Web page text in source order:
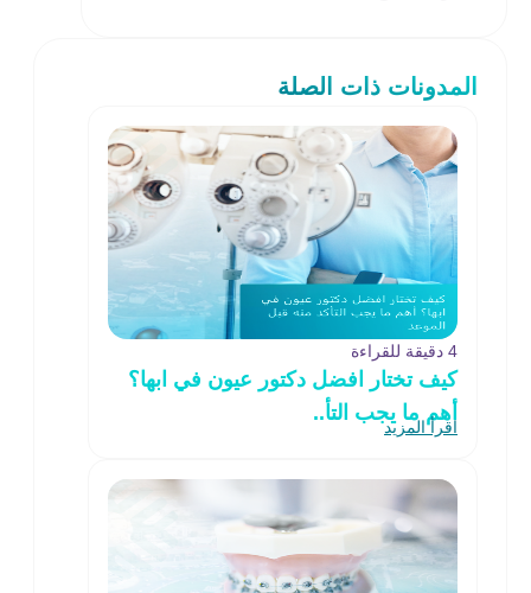
المدونات ذات الصلة
4 دقيقة للقراءة
كيف تختار افضل دكتور عيون في ابها؟
أهم ما يجب التأ..
اقرأ المزيد